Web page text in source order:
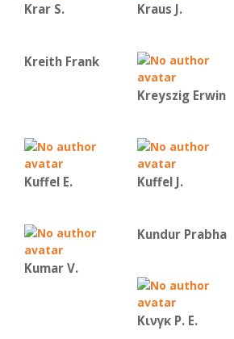
Krar S. Kraus J.
Kreith Frank
Kreyszig Erwin
Kuffel E. Kuffel J.
Kumar V.
Kundur Prabha
Κινγκ Ρ. Ε.